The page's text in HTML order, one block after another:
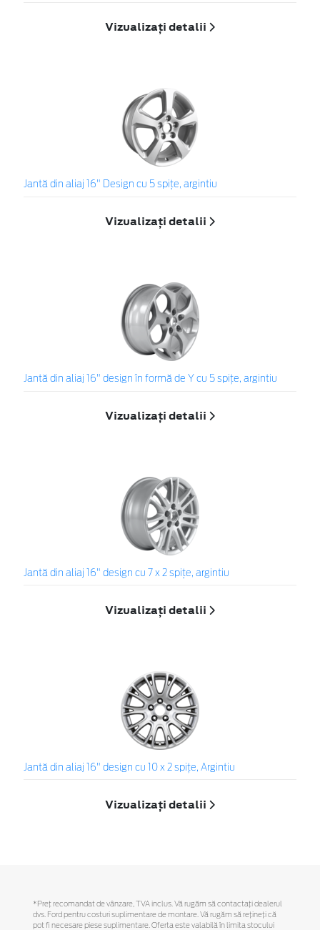
Vizualizați detalii
Jantă din aliaj 16" Design cu 5 spiţe, argintiu
Vizualizați detalii
Jantă din aliaj 16" design în formă de Y cu 5 spiţe, argintiu
Vizualizați detalii
Jantă din aliaj 16" design cu 7 x 2 spiţe, argintiu
Vizualizați detalii
Jantă din aliaj 16" design cu 10 x 2 spiţe, Argintiu
Vizualizați detalii
*Preţ recomandat de vânzare, TVA inclus. Vă rugăm să contactaţi dealerul
dvs. Ford pentru costuri suplimentare de montare. Vă rugăm să reţineţi că
pot fi necesare piese suplimentare. Oferta este valabilă în limita stocului